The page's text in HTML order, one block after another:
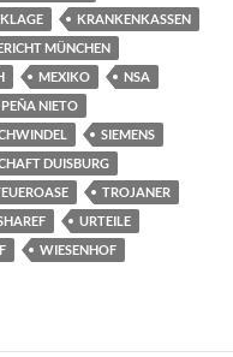
KLAGE
KRANKENKASSEN
MÜNCHEN
MEXIKO
NSA
PEÑA NIETO
SIEMENS
DUISBURG
TROJANER
URTEILE
WIESENHOF